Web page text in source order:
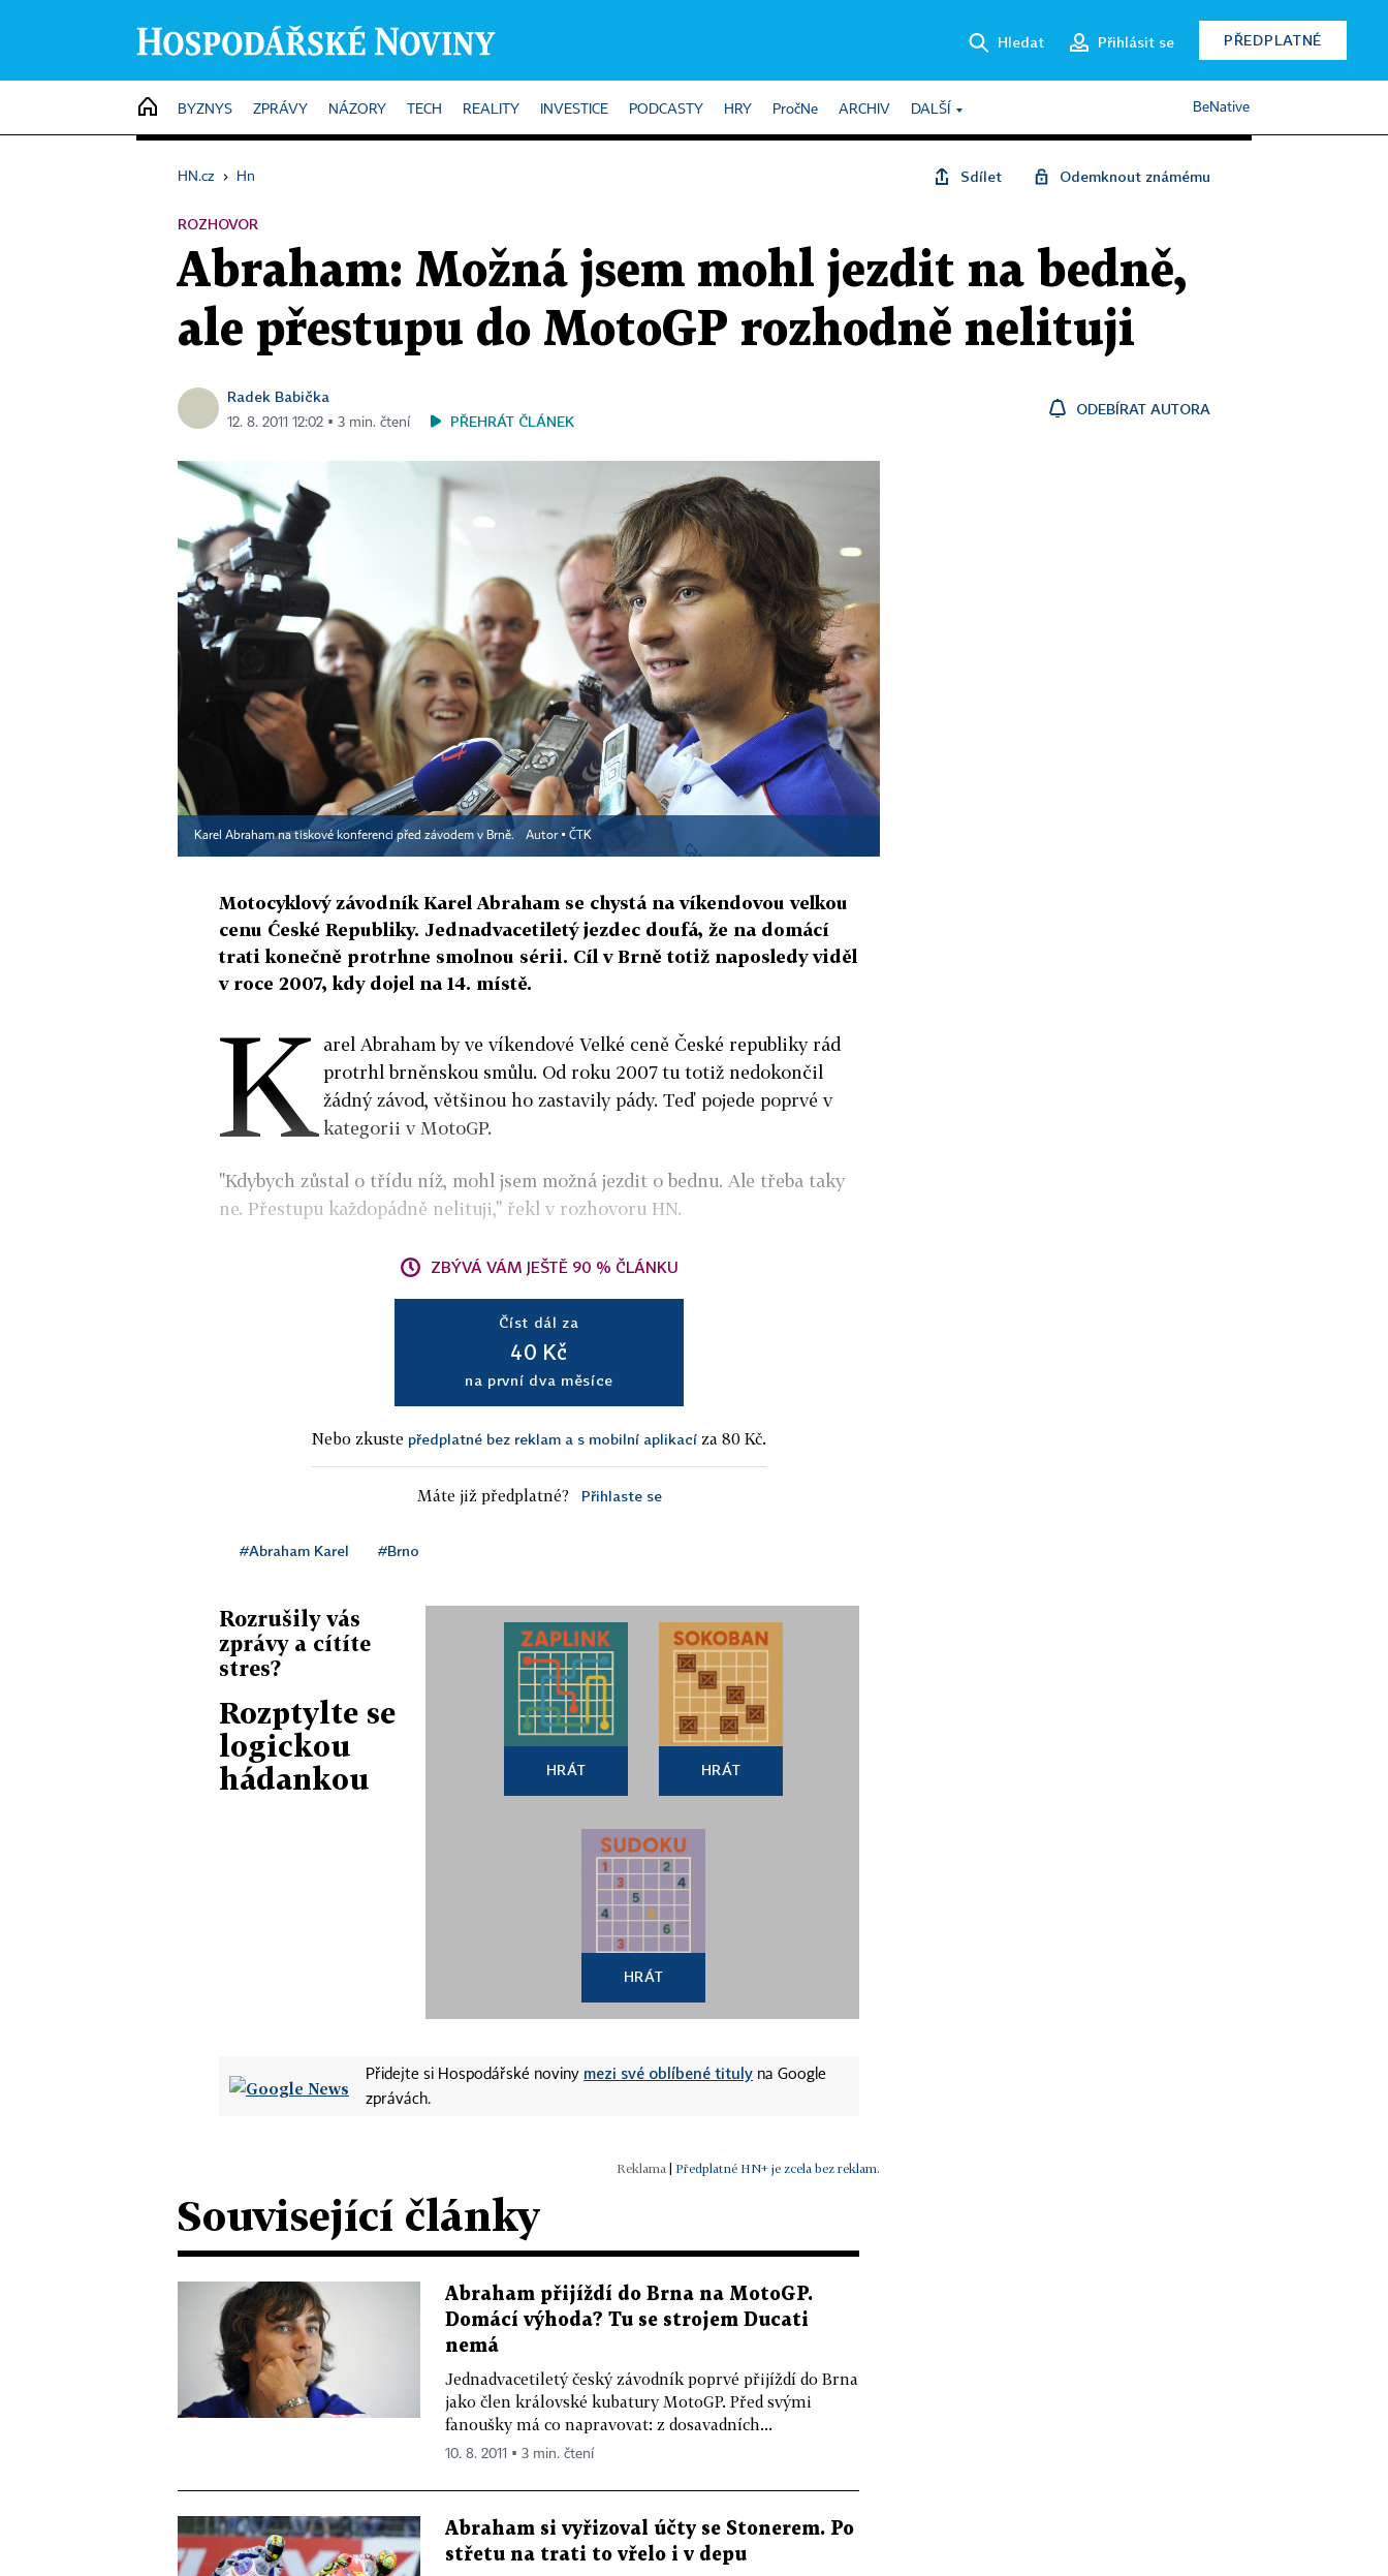
Hledat Přihlásit se PŘEDPLATNÉ
HOME
BYZNYS ZPRÁVY NÁZORY TECH REALITY INVESTICE PODCASTY HRY PročNe ARCHIV DALŠÍ BeNative
HN.cz › Hn Sdílet Odemknout známému
ROZHOVOR
Abraham: Možná jsem mohl jezdit na bedně,
ale přestupu do MotoGP rozhodně nelituji
Radek Babička
12. 8. 2011 12:02 ▪ 3 min. čtení PŘEHRÁT ČLÁNEK
ODEBÍRAT AUTORA
Karel Abraham na tiskové konferenci před závodem v Brně. Autor ▪ ČTK
Motocyklový závodník Karel Abraham se chystá na víkendovou velkou
cenu Ćeské Republiky. Jednadvacetiletý jezdec doufá, že na domácí
trati konečně protrhne smolnou sérii. Cíl v Brně totiž naposledy viděl
v roce 2007, kdy dojel na 14. místě.
K arel Abraham by ve víkendové Velké ceně České republiky rád
protrhl brněnskou smůlu. Od roku 2007 tu totiž nedokončil
žádný závod, většinou ho zastavily pády. Teď pojede poprvé v
kategorii v MotoGP.
"Kdybych zůstal o třídu níž, mohl jsem možná jezdit o bednu. Ale třeba taky
ne. Přestupu každopádně nelituji," řekl v rozhovoru HN.
ZBÝVÁ VÁM JEŠTĚ 90 % ČLÁNKU
Číst dál za
40 Kč
na první dva měsíce
Nebo zkuste předplatné bez reklam a s mobilní aplikací za 80 Kč.
Máte již předplatné? Přihlaste se
#Abraham Karel #Brno
Rozrušily vás
zprávy a cítíte
stres?
Rozptylte se
logickou
hádankou
HRÁT HRÁT
HRÁT
Přidejte si Hospodářské noviny mezi své oblíbené tituly na Google
zprávách.
| Předplatné HN+ je zcela bez reklam.
Související články
Abraham přijíždí do Brna na MotoGP.
Domácí výhoda? Tu se strojem Ducati
nemá
Jednadvacetiletý český závodník poprvé přijíždí do Brna
jako člen královské kubatury MotoGP. Před svými
fanoušky má co napravovat: z dosavadních...
10. 8. 2011 ▪ 3 min. čtení
Abraham si vyřizoval účty se Stonerem. Po
střetu na trati to vřelo i v depu